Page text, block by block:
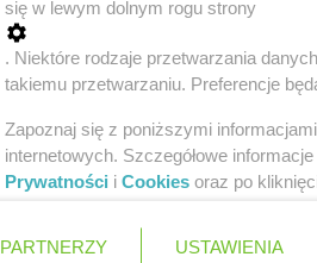
5 gazetek
się w lewym dolnym rogu strony
. Niektóre rodzaje przetwarzania
takiemu przetwarzaniu. Preferencje
Zapoznaj się z poniższymi
internetowych. Szczegółowe
Prywatności i Cookies oraz po
PARTNERZY USTAWIENIA